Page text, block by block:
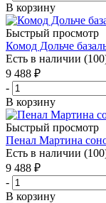
В корзину
Быстрый просмотр
Комод Дольче
Есть в наличии
9 488 ₽
-
В корзину
Быстрый просмотр
Пенал Мартина
Есть в наличии
9 488 ₽
-
В корзину